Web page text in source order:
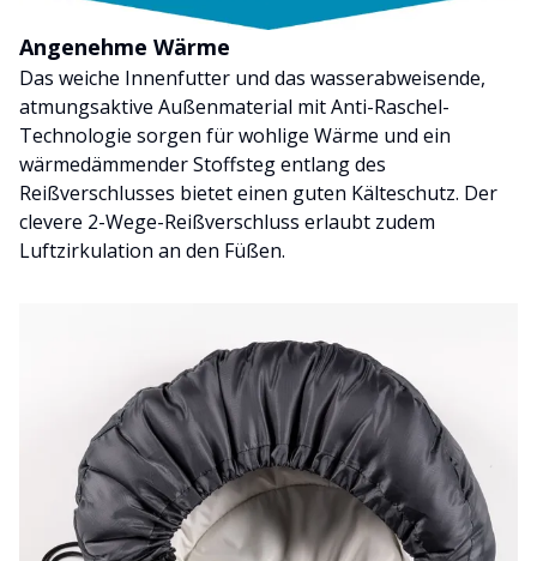
Angenehme Wärme
Das weiche Innenfutter und das wasserabweisende,
atmungsaktive Außenmaterial mit Anti-Raschel-
Technologie sorgen für wohlige Wärme und ein
wärmedämmender Stoffsteg entlang des
Reißverschlusses bietet einen guten Kälteschutz. Der
clevere 2-Wege-Reißverschluss erlaubt zudem
Luftzirkulation an den Füßen.